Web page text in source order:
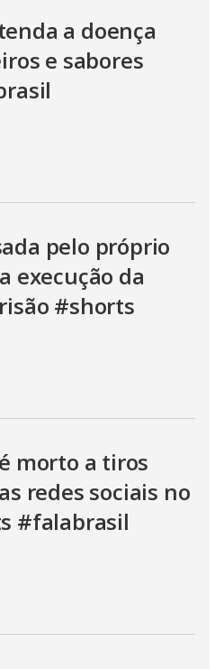
a doença
e sabores
pelo próprio
execução da
#shorts
morto a tiros
redes sociais no
#falabrasil